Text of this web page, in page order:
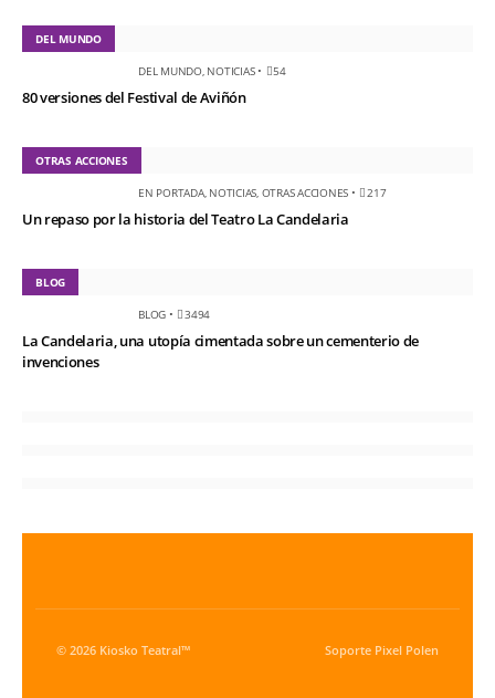
DEL MUNDO
DEL MUNDO, NOTICIAS• 54
80 versiones del Festival de Aviñón
OTRAS ACCIONES
EN PORTADA, NOTICIAS, OTRAS ACCIONES • 217
Un repaso por la historia del Teatro La Candelaria
BLOG
BLOG • 3494
La Candelaria, una utopía cimentada sobre un cementerio de
invenciones
© 2026 Kiosko Teatral™ Soporte Pixel Polen